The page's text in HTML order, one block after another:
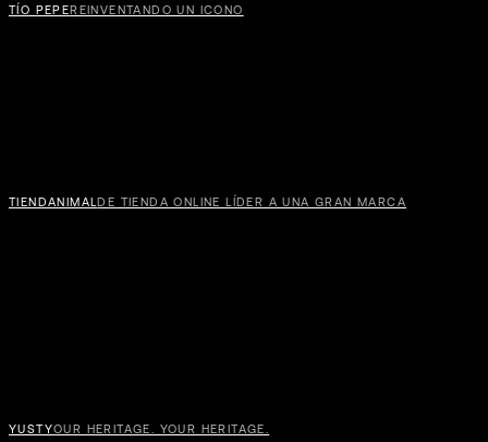
TÍO PEPEREINVENTANDO UN ICONO
TIENDANIMALDE TIENDA ONLINE LÍDER A UNA GRAN MARCA
YUSTYOUR HERITAGE. YOUR HERITAGE.